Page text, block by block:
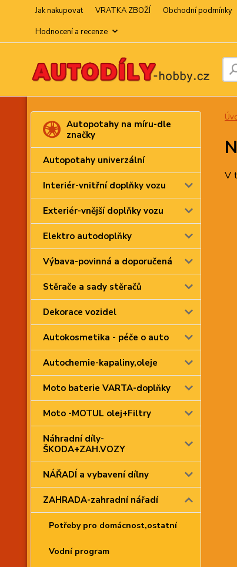
Jak nakupovat VRATKA ZBOŽÍ Obchodní podmínky
Hodnocení a recenze
Autopotahy na míru-dle
značky
Autopotahy univerzální
Interiér-vnitřní doplňky vozu
Exteriér-vnější doplňky vozu
Elektro autodoplňky
Výbava-povinná a doporučená
Stěrače a sady stěračů
Dekorace vozidel
Autokosmetika - péče o auto
Autochemie-kapaliny,oleje
Moto baterie VARTA-doplňky
Moto -MOTUL olej+Filtry
Náhradní díly-
ŠKODA+ZAH.VOZY
NÁŘADÍ a vybavení dílny
ZAHRADA-zahradní nářadí
Potřeby pro domácnost,ostatní
Vodní program
V